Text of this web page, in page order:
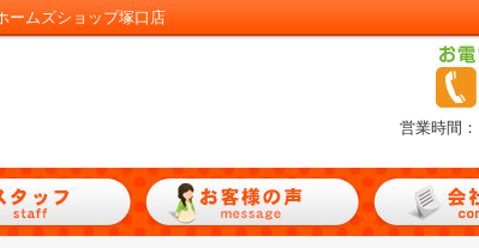
ームズショップ塚口店
営業時間